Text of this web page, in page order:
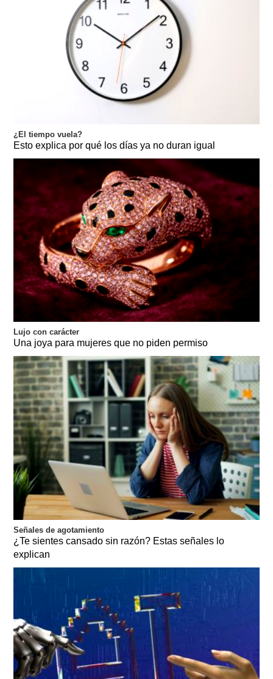
¿El tiempo vuela?
Esto explica por qué los días ya no duran igual
Lujo con carácter
Una joya para mujeres que no piden permiso
Señales de agotamiento
¿Te sientes cansado sin razón? Estas señales lo
explican